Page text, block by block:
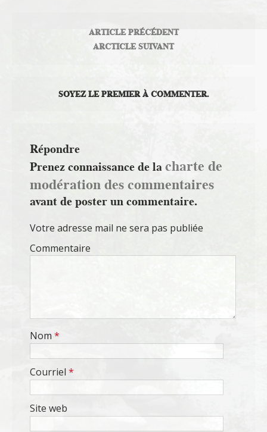
ARTICLE PRÉCÉDENT
ARCTICLE SUIVANT
SOYEZ LE PREMIER À COMMENTER.
Répondre
Prenez connaissance de lacharte de
modération des commentaires
avant de poster un commentaire.
Votre adresse mail ne sera pas publiée
Commentaire
Nom *
Courriel *
Site web